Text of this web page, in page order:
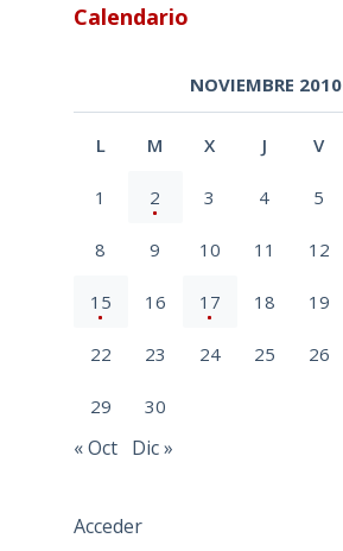
Calendario
NOVIEMBRE 2010
L M X J V
1 2 3 4 5
8 9 10 11 12
15 16 17 18 19
22 23 24 25 26
29 30
« Oct Dic »
Acceder